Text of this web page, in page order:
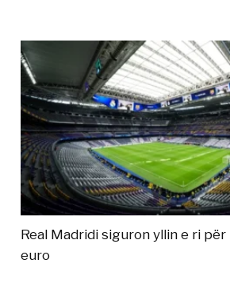
Real Madridi siguron yllin e ri
euro